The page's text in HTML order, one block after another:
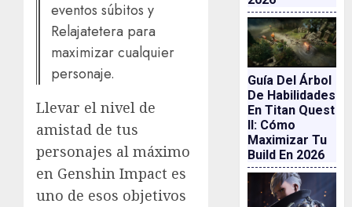
eventos súbitos y
Relajatetera para
maximizar cualquier
personaje.
Llevar el nivel de
amistad de tus
personajes al máximo
en Genshin Impact es
uno de esos objetivos
Guía Del Árbol
De Habilidades
En Titan Quest
II: Cómo
Maximizar Tu
Build En 2026